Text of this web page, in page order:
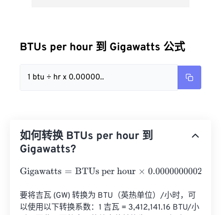
BTUs per hour 到 Gigawatts 公式
1 btu ÷ hr x 0.00000..
如何转换 BTUs per hour 到
Gigawatts?
Gigawatts=BTUs per hour× 0.000000000293
要将吉瓦 (GW) 转换为 BTU（英热单位）/小时，可
以使用以下转换系数：1 吉瓦 = 3,412,141.16 BTU/小